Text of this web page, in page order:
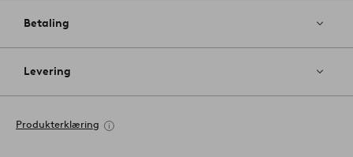
Betaling
Levering
Produkterklæring